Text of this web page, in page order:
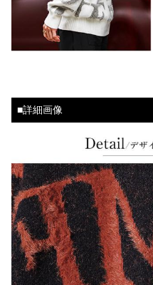
■詳細画像